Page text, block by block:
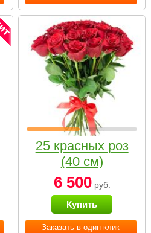
Заказать в один клик
25 красных роз
(40 см)
6 500руб.
Купить